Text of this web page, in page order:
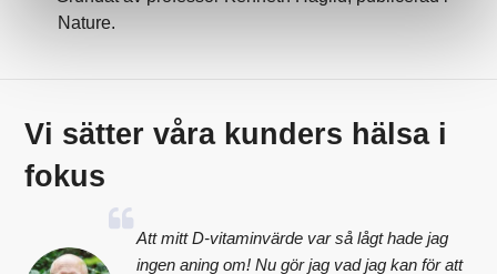
Nature.
Vi sätter våra kunders hälsa i
fokus
Att mitt D-vitaminvärde var så lågt hade jag
ingen aning om! Nu gör jag vad jag kan för att